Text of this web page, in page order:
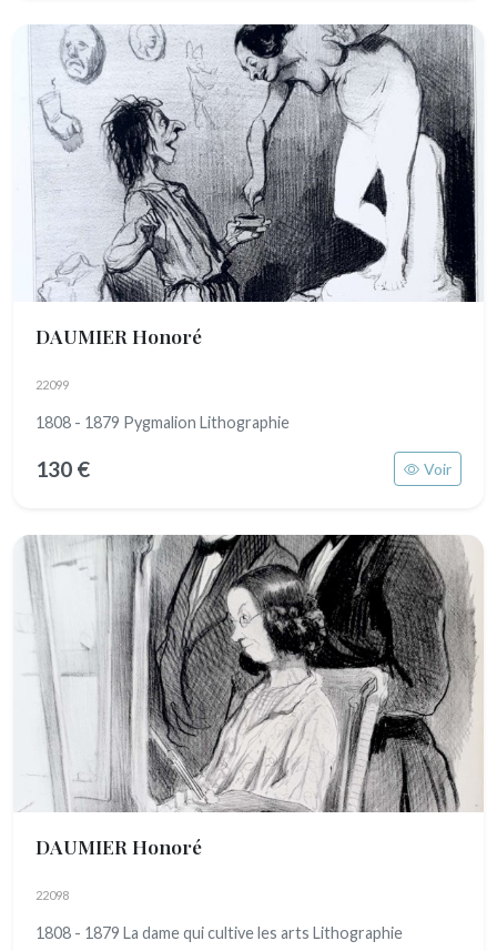
DAUMIER Honoré
22099
1808 - 1879 Pygmalion Lithographie
130 € Voir
DAUMIER Honoré
22098
1808 - 1879 La dame qui cultive les arts Lithographie